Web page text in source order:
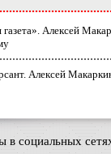
газета». Алексей
Алексей
в социальных